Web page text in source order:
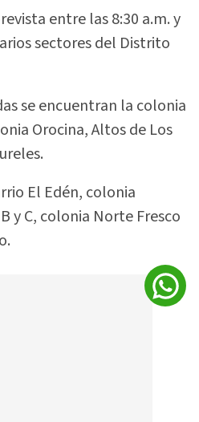
entre las 8:30 a.m. y
sectores del Distrito
se encuentran la colonia
Orocina, Altos de Los
El Edén, colonia
y C, colonia Norte Fresco